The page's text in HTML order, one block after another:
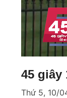
45 giây
Thứ 5, 10/